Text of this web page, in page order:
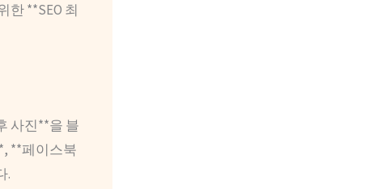
한 **SEO 최
사진**을 블
**페이스북
.